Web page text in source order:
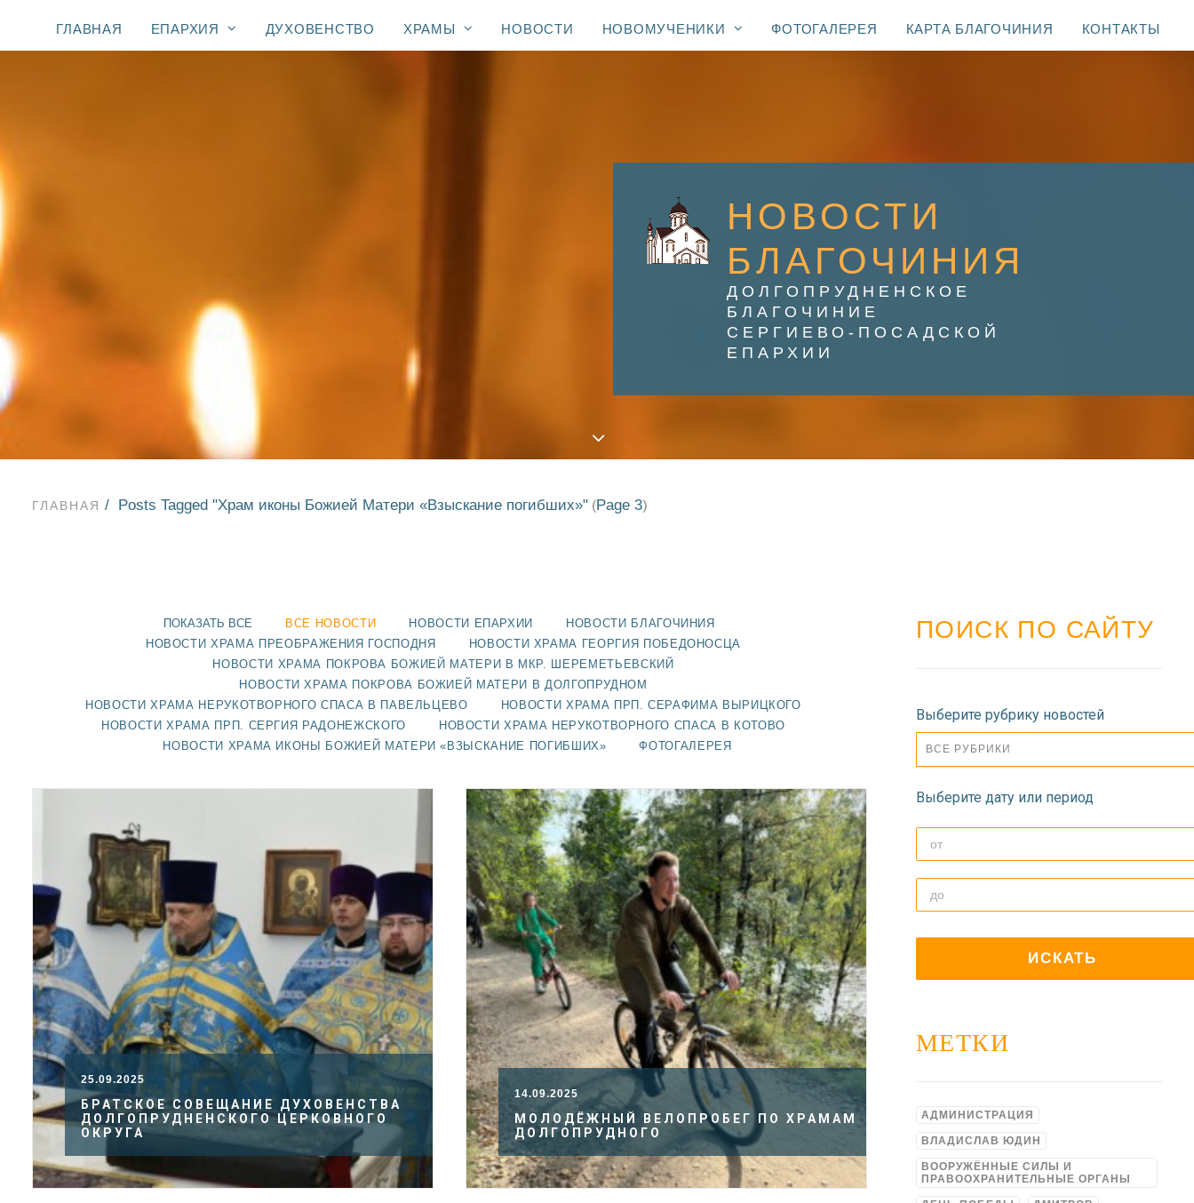
ГЛАВНАЯ ЕПАРХИЯ ДУХОВЕНСТВО ХРАМЫ НОВОСТИ НОВОМУЧЕНИКИ ФОТОГАЛЕРЕЯ КАРТА БЛАГОЧИНИЯ КОНТАКТЫ
НОВОСТИ
БЛАГОЧИНИЯ
ДОЛГОПРУДНЕНСКОЕ
БЛАГОЧИНИЕ
СЕРГИЕВО-ПОСАДСКОЙ
ЕПАРХИИ
ГЛАВНАЯ Posts Tagged "Храм иконы Божией Матери «Взыскание погибших»" (Page 3)
ПОКАЗАТЬ ВСЕ ВСЕ НОВОСТИ НОВОСТИ ЕПАРХИИ
НОВОСТИ БЛАГОЧИНИЯ
НОВОСТИ ХРАМА ПРЕОБРАЖЕНИЯ ГОСПОДНЯ
НОВОСТИ ХРАМА ГЕОРГИЯ ПОБЕДОНОСЦА
НОВОСТИ ХРАМА ПОКРОВА БОЖИЕЙ МАТЕРИ В МКР. ШЕРЕМЕТЬЕВСКИЙ
НОВОСТИ ХРАМА ПОКРОВА БОЖИЕЙ МАТЕРИ В ДОЛГОПРУДНОМ
НОВОСТИ ХРАМА НЕРУКОТВОРНОГО СПАСА В ПАВЕЛЬЦЕВО
НОВОСТИ ХРАМА ПРП. СЕРАФИМА ВЫРИЦКОГО
НОВОСТИ ХРАМА ПРП. СЕРГИЯ РАДОНЕЖСКОГО
НОВОСТИ ХРАМА НЕРУКОТВОРНОГО СПАСА В КОТОВО
НОВОСТИ ХРАМА ИКОНЫ БОЖИЕЙ МАТЕРИ «ВЗЫСКАНИЕ ПОГИБШИХ»
ФОТОГАЛЕРЕЯ
25.09.2025
БРАТСКОЕ СОВЕЩАНИЕ ДУХОВЕНСТВА
ДОЛГОПРУДНЕНСКОГО ЦЕРКОВНОГО
ОКРУГА
14.09.2025
МОЛОДЁЖНЫЙ ВЕЛОПРОБЕГ ПО ХРАМАМ
ДОЛГОПРУДНОГО
ПОИСК ПО САЙТУ
Выберите рубрику новостей
ВСЕ РУБРИКИ
Выберите дату или период
МЕТКИ
АДМИНИСТРАЦИЯ
ВЛАДИСЛАВ ЮДИН
ВООРУЖЁННЫЕ СИЛЫ И
ПРАВООХРАНИТЕЛЬНЫЕ ОРГАНЫ